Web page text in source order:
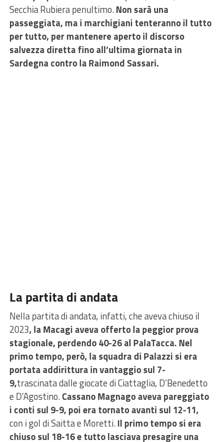
Secchia Rubiera penultimo.Non sarà una
passeggiata, ma i marchigiani tenteranno il tutto
per tutto, per mantenere aperto il discorso
salvezza diretta fino all’ultima giornata in
Sardegna contro la Raimond Sassari.
La partita di andata
Nella partita di andata, infatti, che aveva chiuso il
2023, la Macagi aveva offerto la peggior prova
stagionale, perdendo 40-26 al PalaTacca. Nel
primo tempo, però, la squadra di Palazzi si era
portata addirittura in vantaggio sul 7-
9,trascinata dalle giocate di Ciattaglia, D’Benedetto
e D’Agostino.Cassano Magnago aveva pareggiato
i conti sul 9-9, poi era tornato avanti sul 12-11,
con i gol di Saitta e Moretti.Il primo tempo si era
chiuso sul 18-16 e tutto lasciava presagire una